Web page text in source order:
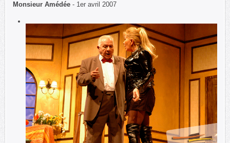
Monsieur Amédée - 1er avril 2007